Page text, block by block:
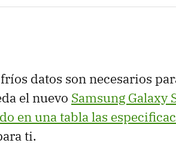
datos son necesarios
el nuevo Samsung Galaxy
en una tabla las
ti.